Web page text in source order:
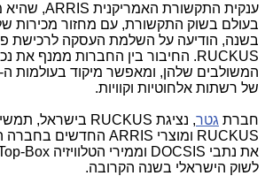
ענקית התקשורת האמריקנית ARRIS, שהיא
בשנה, הודיעה על השלמת העסקה לרכישת
RUCKUS. החיבור בין החברות ממנף את
המשולבים שלהן, ומאפשר מיקוד בעולמות ה-
של רשתות אלחוטיות וקוויות.
חברת גטר, נציגת RUCKUS בישראל,
RUCKUS ומוצרי ARRIS החדשים בחברה
את נתבי DOCSIS וממירי הטלוויזיה Box
לשוק הישראלי בשנה הקרובה.